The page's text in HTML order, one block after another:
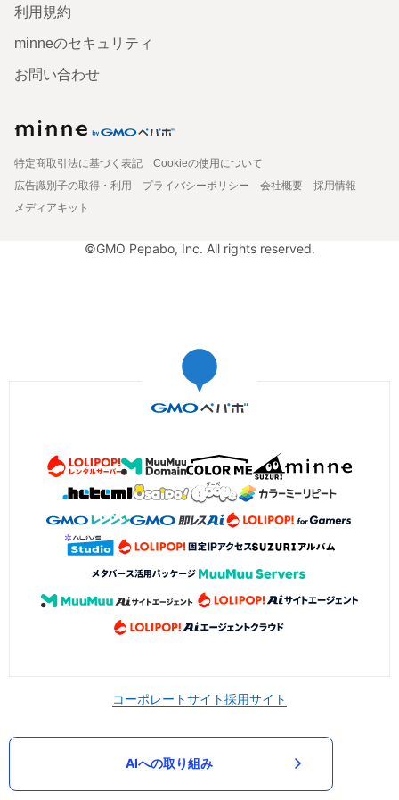
利用規約
minneのセキュリティ
お問い合わせ
特定商取引法に基づく表記
Cookieの使用について
広告識別子の取得・利用
プライバシーポリシー 会社概要
採用情報
メディアキット
©GMO Pepabo, Inc. All rights reserved.
コーポレートサイト採用サイト
AIへの取り組み